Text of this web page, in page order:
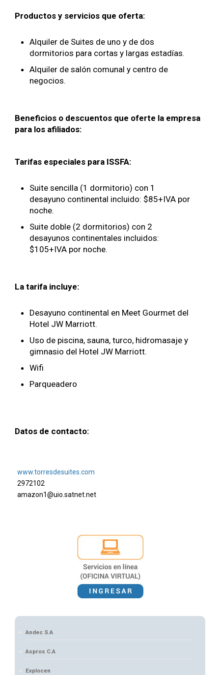
Productos y servicios que oferta:
Alquiler de Suites de uno y de dos
dormitorios para cortas y largas estadías.
Alquiler de salón comunal y centro de
negocios.
Beneficios o descuentos que oferte la empresa
para los afiliados:
Tarifas especiales para ISSFA:
Suite sencilla (1 dormitorio) con 1
desayuno continental incluido: $85+IVA por
noche.
Suite doble (2 dormitorios) con 2
desayunos continentales incluidos:
$105+IVA por noche.
La tarifa incluye:
Desayuno continental en Meet Gourmet del
Hotel JW Marriott.
Uso de piscina, sauna, turco, hidromasaje y
gimnasio del Hotel JW Marriott.
Wifi
Parqueadero
Datos de contacto:
www.torresdesuites.com
2972102
amazon1@uio.satnet.net
Andec S.A
Aspros C.A
Explocen